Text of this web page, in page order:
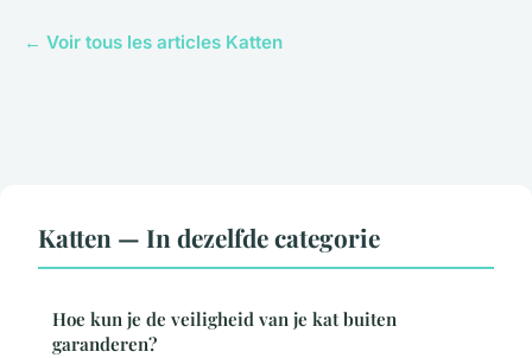
← Voir tous les articles Katten
Katten — In dezelfde categorie
Hoe kun je de veiligheid van je kat buiten
garanderen?